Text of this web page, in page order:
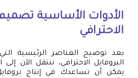
الأدوات الأساسية تصميم
الاحترافي
بعد توضيح العناصر الرئيسية
البروفايل الاحترافي، ننتقل الآن
يمكن أن تساعدك في إنتاج